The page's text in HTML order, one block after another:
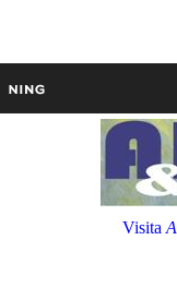
Visita